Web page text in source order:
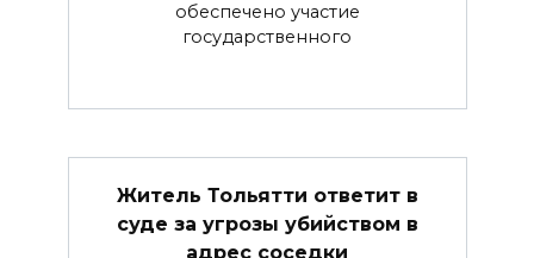
обеспечено участие
государственного
Житель Тольятти ответит в
суде за угрозы убийством в
адрес соседки